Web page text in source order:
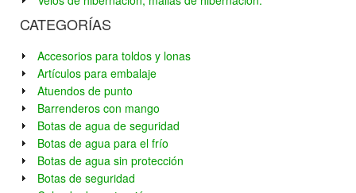
CATEGORÍAS
Accesorios para toldos y lonas
Artículos para embalaje
Atuendos de punto
Barrenderos con mango
Botas de agua de seguridad
Botas de agua para el frío
Botas de agua sin protección
Botas de seguridad